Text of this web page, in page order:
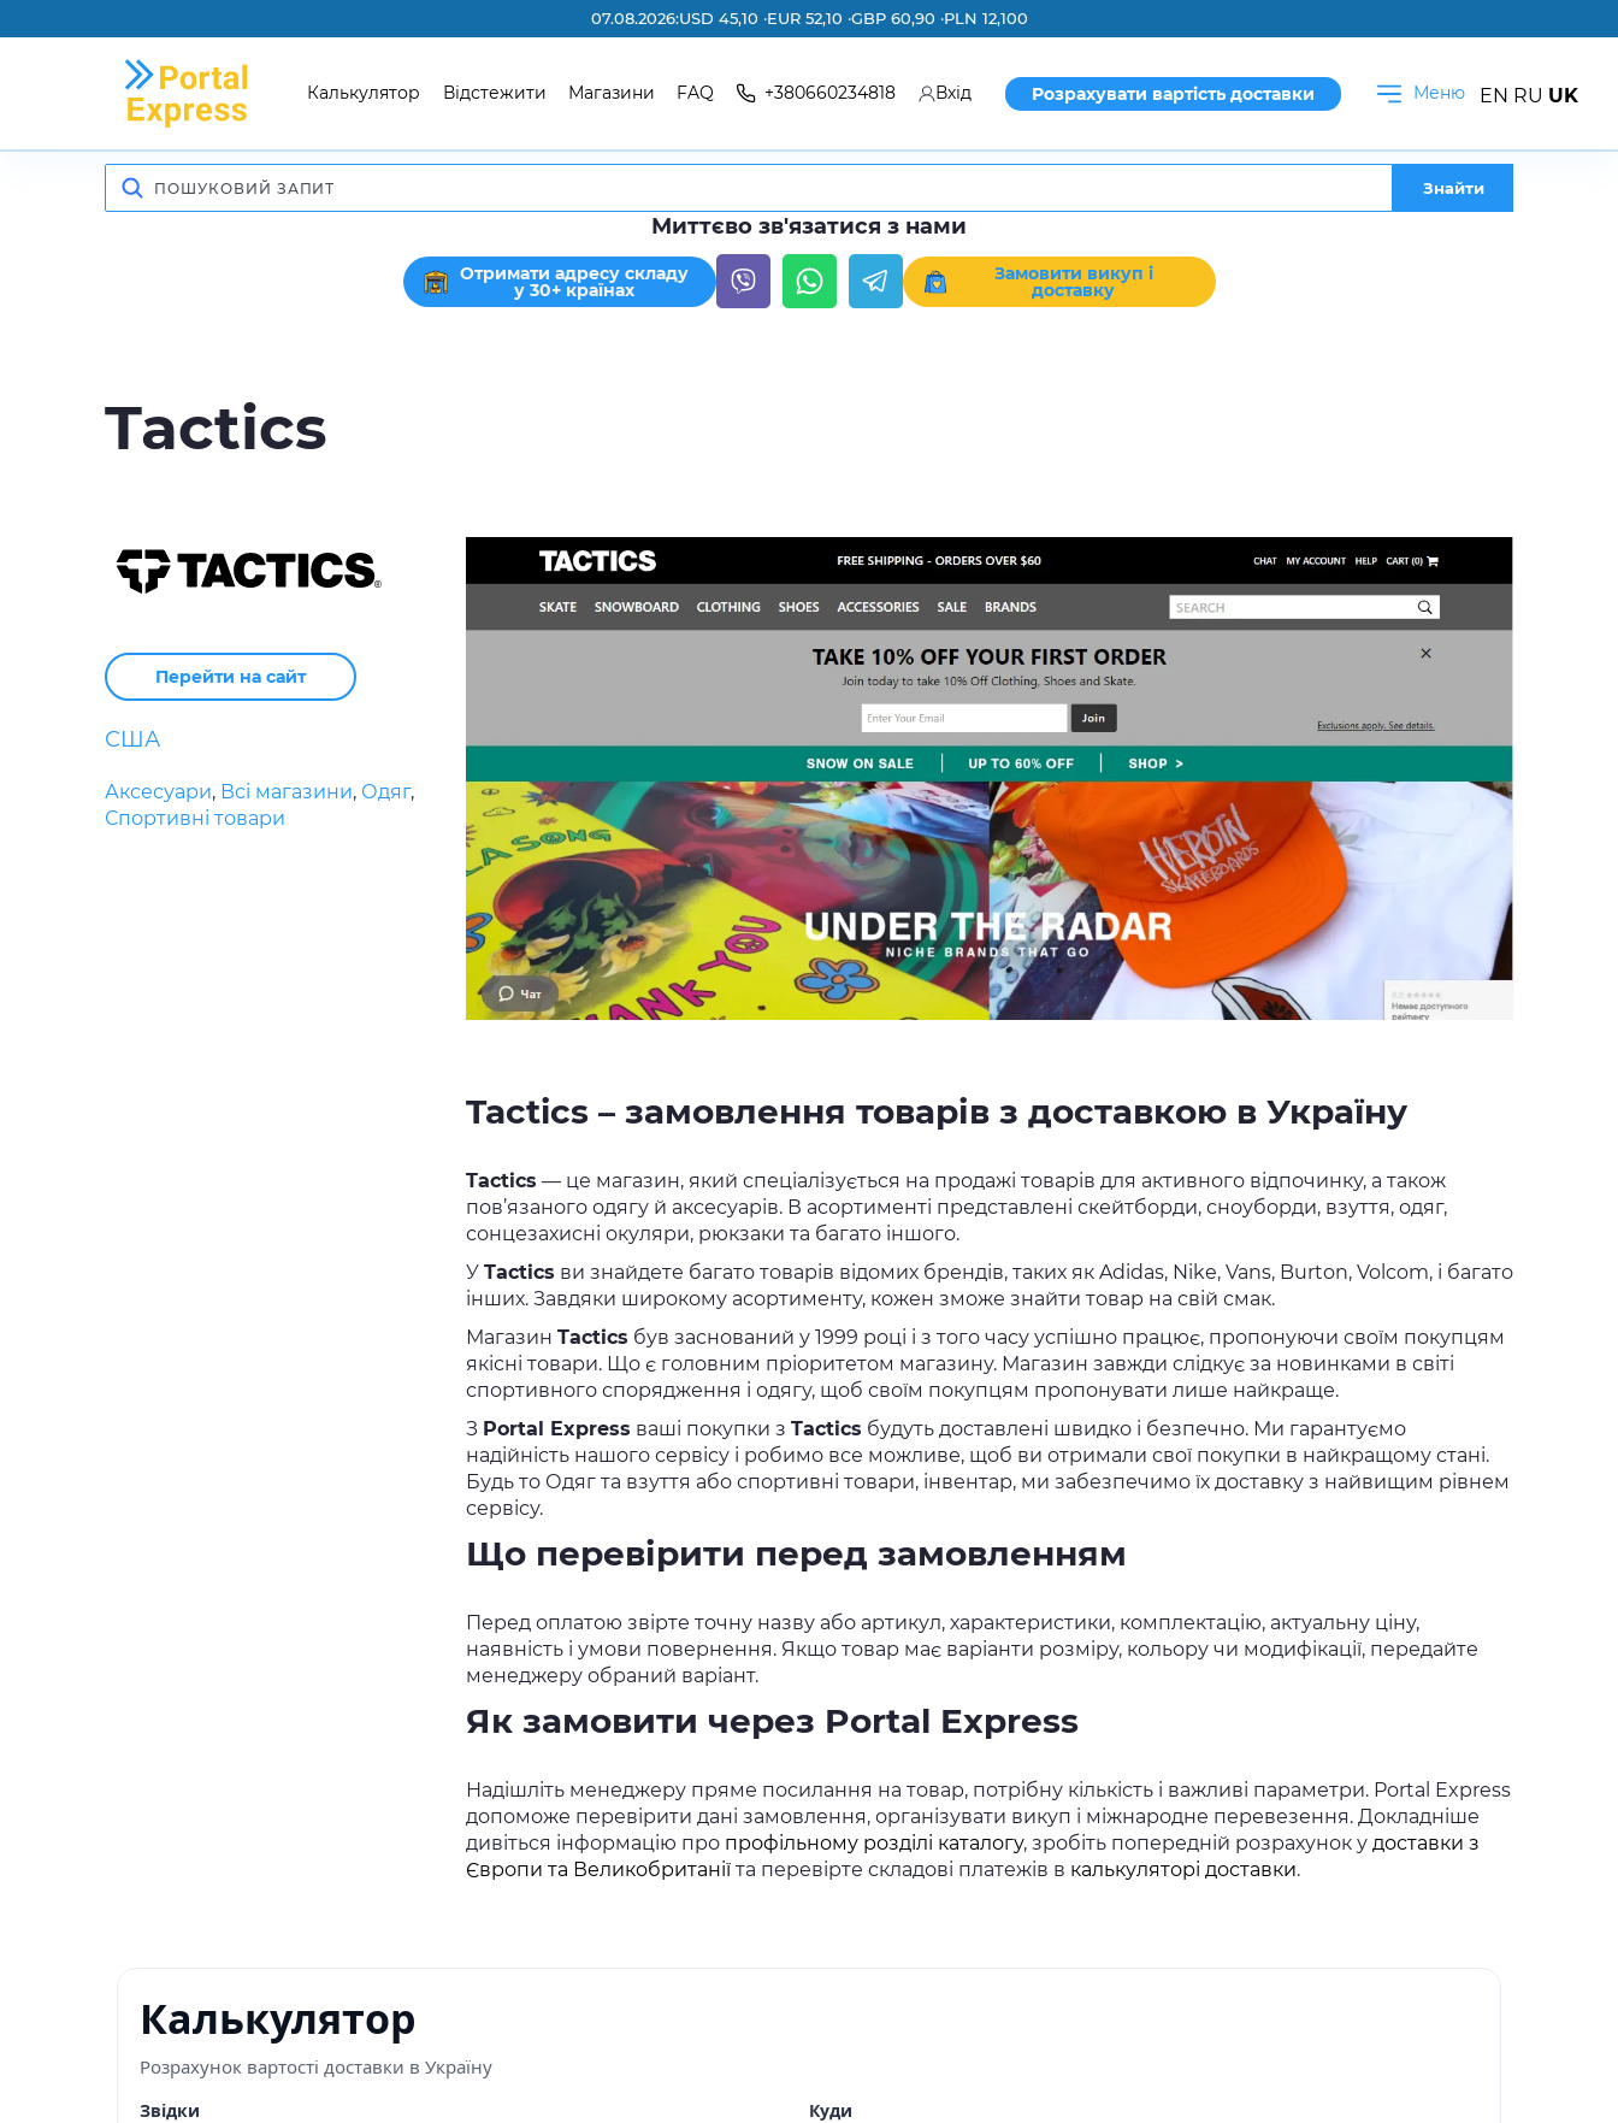
07.08.2026:USD 45,10 ·EUR 52,10 ·GBP 60,90 ·PLN 12,100
Калькулятор Відстежити Магазини FAQ +380660234818 Вхід Розрахувати вартість доставки Меню
Знайти
Миттєво зв'язатися з нами
Отримати адресу складу
у 30+ країнах
Замовити викуп і
доставку
Tactics
Перейти на сайт
США
Аксесуари, Всі магазини, Одяг,
Спортивні товари
Tactics – замовлення товарів з доставкою в Україну
Tactics — це магазин, який спеціалізується на продажі товарів для активного відпочинку, а також
пов’язаного одягу й аксесуарів. В асортименті представлені скейтборди, сноуборди, взуття, одяг,
сонцезахисні окуляри, рюкзаки та багато іншого.
У Tactics ви знайдете багато товарів відомих брендів, таких як Adidas, Nike, Vans, Burton, Volcom, і багато
інших. Завдяки широкому асортименту, кожен зможе знайти товар на свій смак.
Магазин Tactics був заснований у 1999 році і з того часу успішно працює, пропонуючи своїм покупцям
якісні товари. Що є головним пріоритетом магазину. Магазин завжди слідкує за новинками в світі
спортивного спорядження і одягу, щоб своїм покупцям пропонувати лише найкраще.
З Portal Express ваші покупки з Tactics будуть доставлені швидко і безпечно. Ми гарантуємо
надійність нашого сервісу і робимо все можливе, щоб ви отримали свої покупки в найкращому стані.
Будь то Одяг та взуття або спортивні товари, інвентар, ми забезпечимо їх доставку з найвищим рівнем
сервісу.
Що перевірити перед замовленням
Перед оплатою звірте точну назву або артикул, характеристики, комплектацію, актуальну ціну,
наявність і умови повернення. Якщо товар має варіанти розміру, кольору чи модифікації, передайте
менеджеру обраний варіант.
Як замовити через Portal Express
Надішліть менеджеру пряме посилання на товар, потрібну кількість і важливі параметри. Portal Express
допоможе перевірити дані замовлення, організувати викуп і міжнародне перевезення. Докладніше
дивіться інформацію про профільному розділі каталогу, зробіть попередній розрахунок у доставки з
Європи та Великобританії та перевірте складові платежів в калькуляторі доставки.
Калькулятор
Розрахунок вартості доставки в Україну
Звідки Куди
EN RU UK